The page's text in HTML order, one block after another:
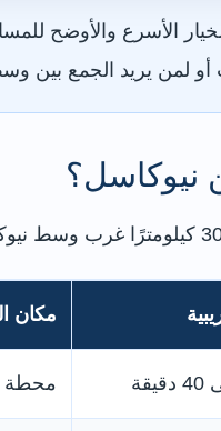
أو لمن يريد الجمع بين
نيوكاسل؟
مكان
محطة